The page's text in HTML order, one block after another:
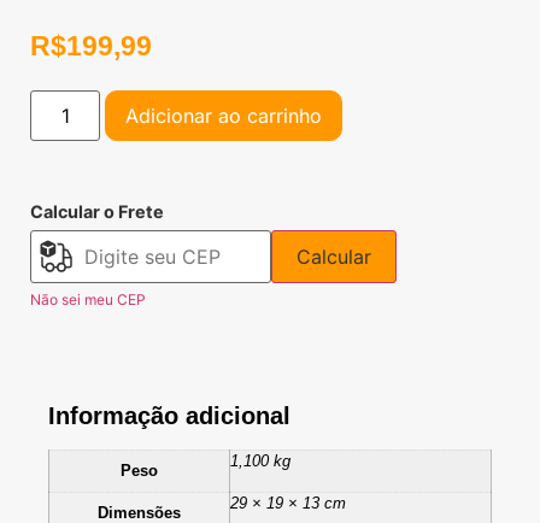
R$199,99
Adicionar ao carrinho
Calcular o Frete
Calcular
Não sei meu CEP
Informação adicional
Peso
1,100 kg
Dimensões
29 × 19 × 13 cm